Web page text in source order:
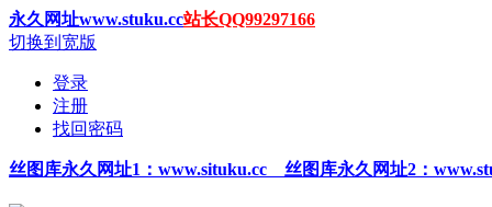
永久网址www.stuku.cc站长QQ99297166
切换到宽版
登录
注册
找回密码
丝图 库永久网址1 ：www.situku.cc 丝图库永久网址2：